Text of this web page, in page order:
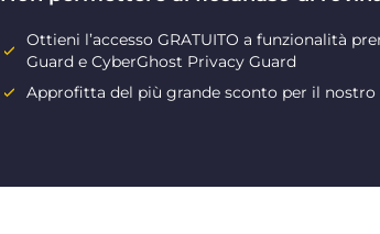
Ottieni l’accesso GRATUITO a funzionalità
Guard e CyberGhost Privacy Guard
Approfitta del più grande sconto per il nostro